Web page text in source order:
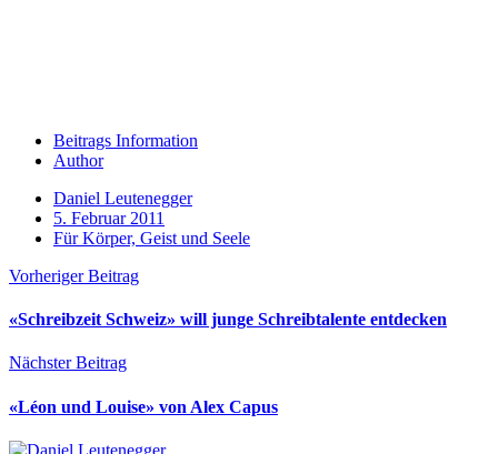
Beitrags Information
Author
Daniel Leutenegger
5. Februar 2011
Für Körper, Geist und Seele
Vorheriger Beitrag
«Schreibzeit Schweiz» will junge Schreibtalente entdecken
Nächster Beitrag
«Léon und Louise» von Alex Capus